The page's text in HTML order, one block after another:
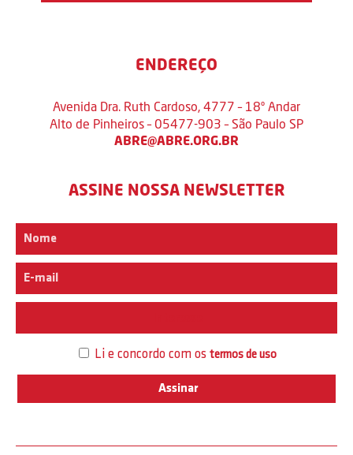
ENDEREÇO
Avenida Dra. Ruth Cardoso, 4777 – 18º Andar
Alto de Pinheiros – 05477-903 – São Paulo SP
ABRE@ABRE.ORG.BR
ASSINE NOSSA NEWSLETTER
Li e concordo com os termos de uso